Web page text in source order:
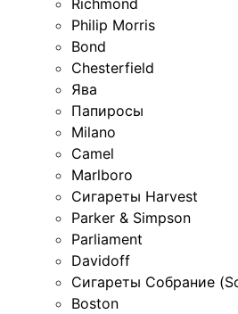
Philip Morris
Bond
Chesterfield
Ява
Папиросы
Milano
Camel
Marlboro
Сигареты Harvest
Parker & Simpson
Parliament
Davidoff
Сигареты Собрание
Boston